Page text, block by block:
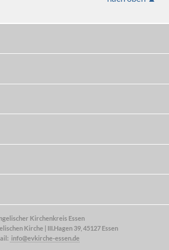
Kirchenkreis Essen
Kirche | III.Hagen 39, 45127 Essen
info@evkirche-essen.de